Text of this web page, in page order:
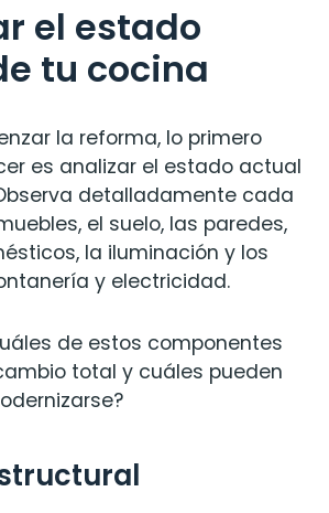
el estado
tu cocina
la reforma, lo primero
es analizar el estado actual
detalladamente cada
el suelo, las paredes,
la iluminación y los
y electricidad.
de estos componentes
total y cuáles pueden